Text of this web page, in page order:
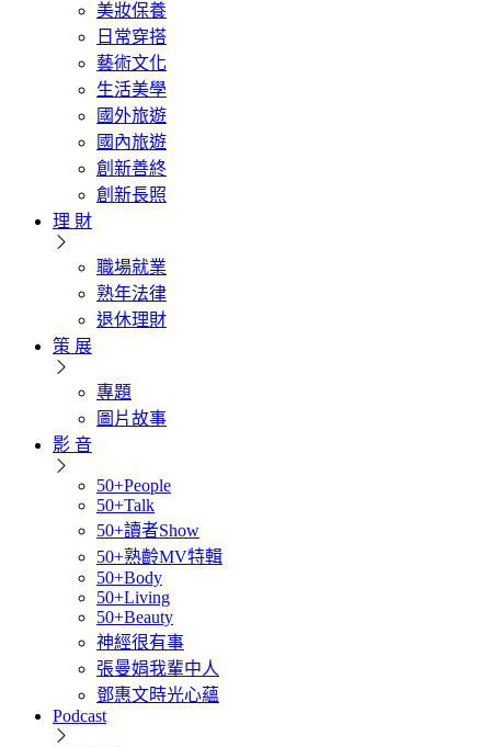
美妝保養
日常穿搭
藝術文化
生活美學
國外旅遊
國內旅遊
創新善終
創新長照
理 財
職場就業
熟年法律
退休理財
策 展
專題
圖片故事
影 音
50+People
50+Talk
50+讀者Show
50+熟齡MV特輯
50+Body
50+Living
50+Beauty
神經很有事
張曼娟我輩中人
鄧惠文時光心蘊
Podcast